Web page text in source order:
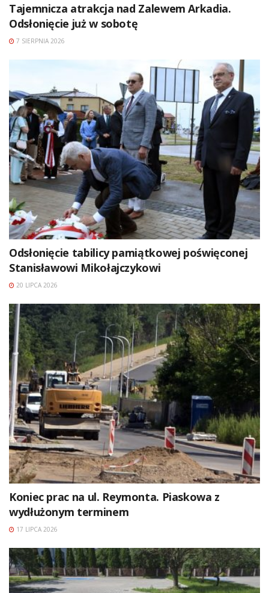
Tajemnicza atrakcja nad Zalewem Arkadia.
Odsłonięcie już w sobotę
7 SIERPNIA 2026
Odsłonięcie tabilicy pamiątkowej poświęconej
Stanisławowi Mikołajczykowi
20 LIPCA 2026
Koniec prac na ul. Reymonta. Piaskowa z
wydłużonym terminem
17 LIPCA 2026